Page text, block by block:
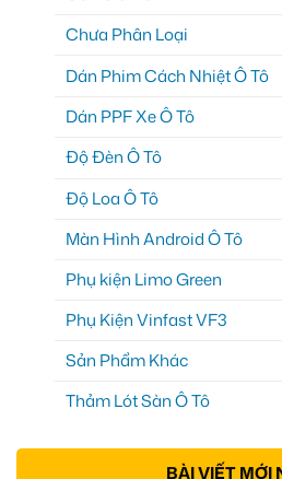
Chưa Phân Loại
Dán Phim Cách Nhiệt Ô Tô
Dán PPF Xe Ô Tô
Độ Đèn Ô Tô
Độ Loa Ô Tô
Màn Hình Android Ô Tô
Phụ kiện Limo Green
Phụ Kiện Vinfast VF3
Sản Phẩm Khác
Thảm Lót Sàn Ô Tô
BÀI VIẾT MỚI